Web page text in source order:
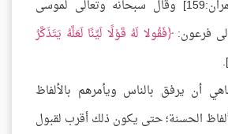
[آل عمران:159] وقال سبحانه وتعالى لموسى
فرعون: فَقُولا لَهُ قَوْلًا لَيِّنًا لَعَلَّهُ يَتَذَكَّرُ
أن يرفق بالناس ويأمرهم بالألفاظ
الحسنة؛ حتى يكون ذلك أقرب لقبول